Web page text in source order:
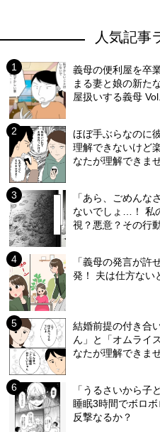
人気記事
義母の便利屋を卒
まる妻と娘の新た
屋扱いする義母
ほぼ手ぶらなのに
理解できないけど
なたが理解できま
「あら、ごめんな
ないでしょ…！ 私
視？悪意？その行
「義母の発言が
発！ 夫は仕方ない
結婚前提の付き合
ん」と「オムライ
なたが理解できま
「うるさいから子
睡眠3時間でボロ
反撃なるか？